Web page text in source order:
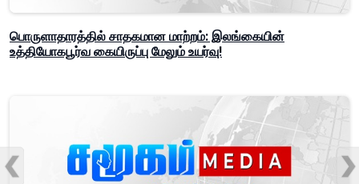
பொருளாதாரத்தில் சாதகமான மாற்றம்: இலங்கையின்
உத்தியோகபூர்வ கையிருப்பு மேலும் உயர்வு!